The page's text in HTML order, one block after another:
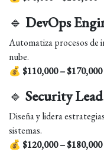
🔹 DevOps
Automatiza procesos de
nube.
💰 $110,000 – $170,000
🔹 Security
Diseña y lidera
sistemas.
💰 $120,000 – $180,000